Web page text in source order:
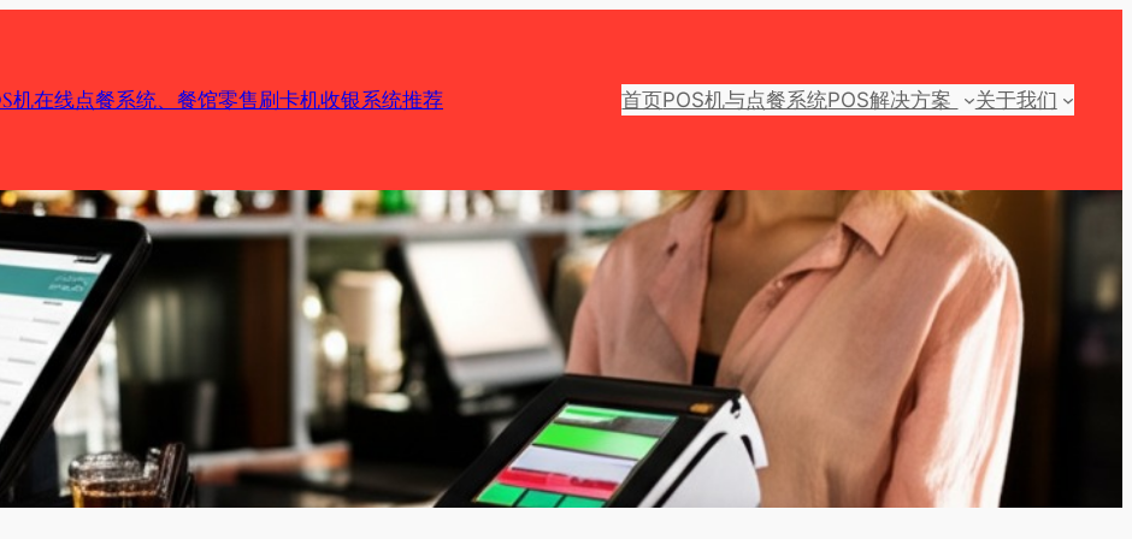
机在线点餐系统、餐馆零售刷卡机收银系统推荐 首页POS机与点餐系统POS解决方案 关于我们